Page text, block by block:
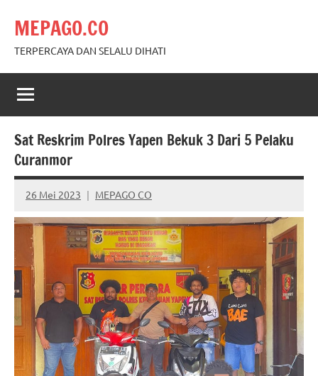
content
MEPAGO.CO
TERPERCAYA DAN SELALU DIHATI
Sat Reskrim Polres Yapen Bekuk 3 Dari 5 Pelaku
Curanmor
26 Mei 2023 MEPAGO CO
No
comments